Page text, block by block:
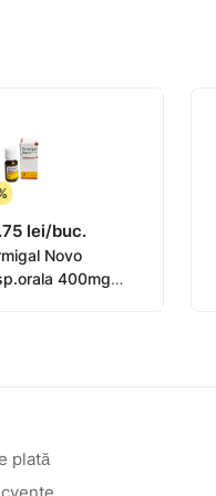
lei/buc.
Novo
400mg
plată